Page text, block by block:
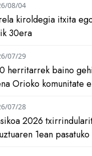
kiroldegia itxita
30era
08/04
herritarrek baino
Orioko komunitate
07/29
2026
1ean
07/28